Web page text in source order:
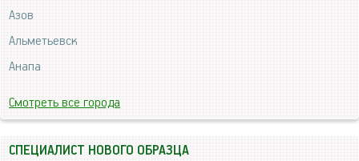
Азов
Альметьевск
Анапа
Смотреть все города
СПЕЦИАЛИСТ НОВОГО ОБРАЗЦА